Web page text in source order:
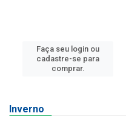
Faça seu login ou
cadastre-se para
comprar.
Inverno